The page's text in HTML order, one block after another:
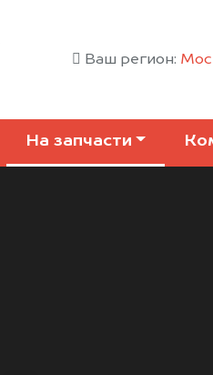
Ваш регион:
На запчасти